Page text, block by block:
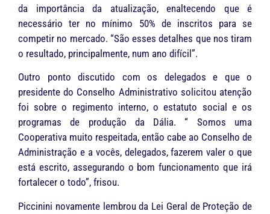
da importância da atualização, enaltecendo que é
necessário ter no mínimo 50% de inscritos para se
competir no mercado. “São esses detalhes que nos tiram
o resultado, principalmente, num ano difícil”.
Outro ponto discutido com os delegados e que o
presidente do Conselho Administrativo solicitou atenção
foi sobre o regimento interno, o estatuto social e os
programas de produção da Dália. “ Somos uma
Cooperativa muito respeitada, então cabe ao Conselho de
Administração e a vocês, delegados, fazerem valer o que
está escrito, assegurando o bom funcionamento que irá
fortalecer o todo”, frisou.
Piccinini novamente lembrou da Lei Geral de Proteção de